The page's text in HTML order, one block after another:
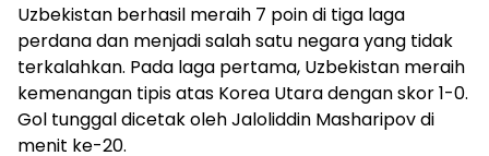
Uzbekistan berhasil meraih 7 poin di tiga laga
perdana dan menjadi salah satu negara yang tidak
terkalahkan. Pada laga pertama, Uzbekistan meraih
kemenangan tipis atas Korea Utara dengan skor 1-0.
Gol tunggal dicetak oleh Jaloliddin Masharipov di
menit ke-20.